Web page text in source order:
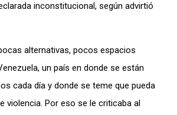
inconstitucional, según advirtió
alternativas, pocos espacios
un país en donde se están
cada día y donde se teme que pueda
violencia. Por eso se le criticaba al